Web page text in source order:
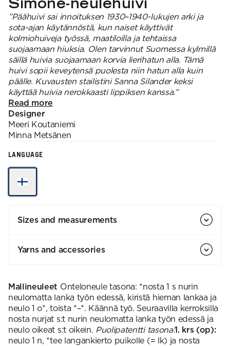
”Päähuivi sai innoituksen 1930–1940-lukujen arki ja
sota-ajan käytännöstä, kun naiset käyttivät
kolmiohuiveja työssä, maatiloilla ja tehtaissa
suojaamaan hiuksia. Olen tarvinnut Suomessa kylmillä
säillä huivia suojaamaan korvia lierihatun alla. Tämä
huivi sopii keveytensä puolesta niin hatun alla kuin
päälle. Kuvausten stailistini Sanna Silander keksi
käyttää huivia nerokkaasti lippiksen kanssa.”
Read more
Designer
Meeri Koutaniemi
Minna Metsänen
LANGUAGE
Sizes and measurements
Yarns and accessories
Mallineuleet Onteloneule tasona: *nosta 1 s nurin
neulomatta lanka työn edessä, kiristä hieman lankaa ja
neulo 1 o*, toista *–*. Käännä työ. Seuraavilla kerroksilla
nosta nurjat s:t nurin neulomatta lanka työn edessä ja
neulo oikeat s:t oikein. Puolipatentti tasona:1. krs (op):
neulo 1 n, *tee langankierto puikolle (= lk) ja nosta